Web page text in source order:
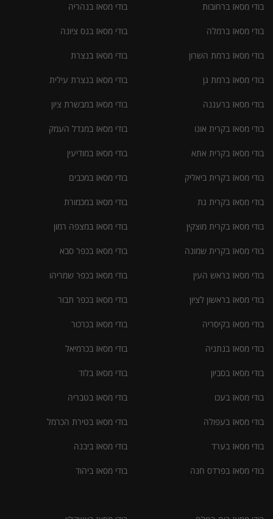
בודי מסאז ברחובות
בודי מסאז ברמלה
בודי מסאז ברמת השרון
בודי מסאז ברמת גן
בודי מסאז ברעננה
בודי מסאז בקרית אונו
בודי מסאז בקרית אתא
בודי מסאז בקרית ביאליק
בודי מסאז בקרית גת
בודי מסאז בקרית מוצקין
בודי מסאז בקרית שמונה
בודי מסאז בראש העין
בודי מסאז בראשון לציון
בודי מסאז בקיסריה
בודי מסאז בנתניה
בודי מסאז בסביון
בודי מסאז בעכו
בודי מסאז בעפולה
בודי מסאז בערד
בודי מסאז בפרדס חנה
בודי מסאז בנהריה
בודי מסאז בנס ציונה
בודי מסאז בנצרת
בודי מסאז בנצרת עילית
בודי מסאז במבשרת ציון
בודי מסאז במגדל העמק
בודי מסאז במודיעין
בודי מסאז במכבים
בודי מסאז במכמורת
בודי מסאז במצפה רמון
בודי מסאז בכפר סבא
בודי מסאז בכפר שמריהו
בודי מסאז בכפר תבור
בודי מסאז בכרכור
בודי מסאז בכרמיאל
בודי מסאז בלוד
בודי מסאז בטבריה
בודי מסאז בטירת הכרמל
בודי מסאז ביבנה
בודי מסאז ביהוד